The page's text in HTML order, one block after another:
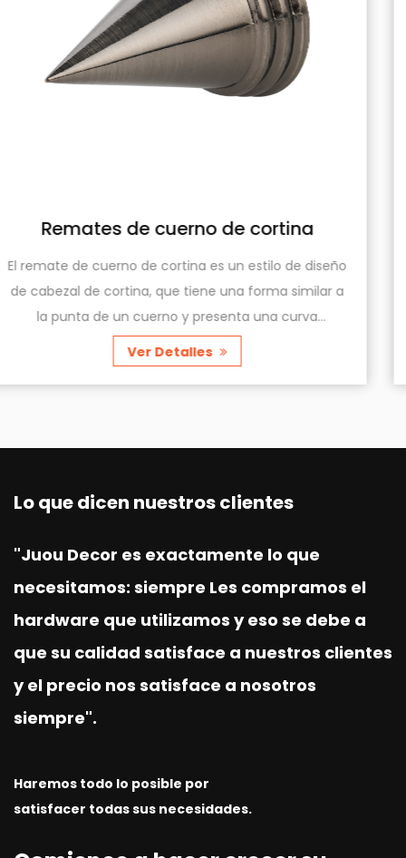
de diseño
similar a
curva
Remates de cortina
El remate de cortina cilíndrica es un
cortina muy decorativo que se utiliza
parte calidad de las cortinas. Consta
cilíndrica y varios elementos
Lo que dicen nuestros clientes
"Juou Decor es exactamente lo que
necesitamos: siempre Les compramos el
hardware que utilizamos y eso se debe a
que su calidad satisface a nuestros clientes
y el precio nos satisface a nosotros
siempre".
Haremos todo lo posible por
satisfacer todas sus necesidades.